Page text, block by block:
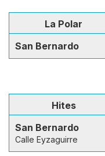
La Polar
San Bernardo
Hites
San Bernardo
Calle Eyzaguirre